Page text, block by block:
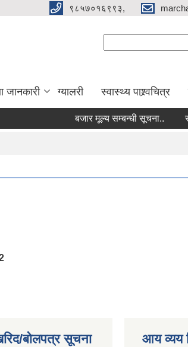
९८५७०१६९९३,
जानकारी ग्यालरी स्वास्थ्य पाश्र्वचित्र
बजार मूल्य सम्बन्धी सूचना..
बोलपत्र सूचना आय व्यय